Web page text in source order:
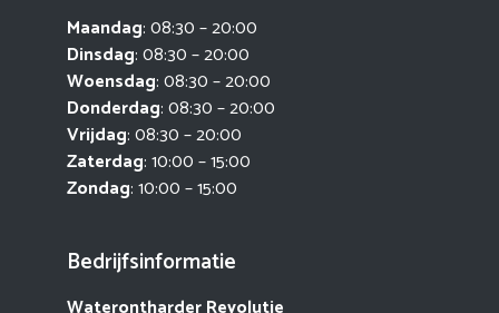
Maandag: 08:30 – 20:00
Dinsdag: 08:30 – 20:00
Woensdag: 08:30 – 20:00
Donderdag: 08:30 – 20:00
Vrijdag: 08:30 – 20:00
Zaterdag: 10:00 – 15:00
Zondag: 10:00 – 15:00
Bedrijfsinformatie